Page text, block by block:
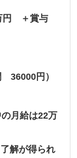
円 ＋賞与
36000円）
月給は22万
解が得られ